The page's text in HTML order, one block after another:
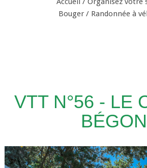
Bouger / Randonnée à
VTT N°56 - LE
BÉGON